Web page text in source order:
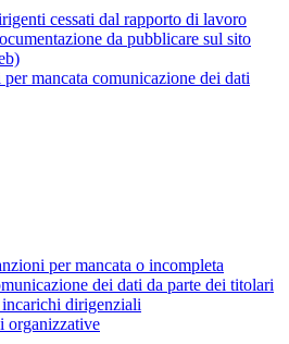
cessati dal rapporto di lavoro
da pubblicare sul sito
per mancata comunicazione dei dati
per mancata o incompleta
dei dati da parte dei titolari
dirigenziali
organizzative